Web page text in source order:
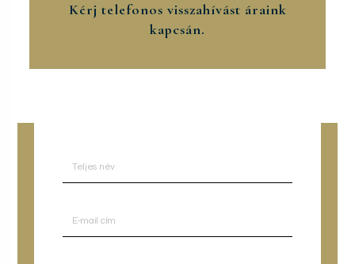
Kérj telefonos visszahívást áraink
kapcsán.